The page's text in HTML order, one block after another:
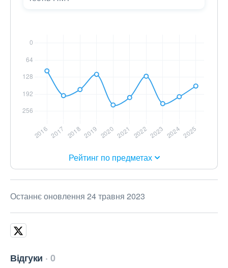
Рейтинг по предметах
Останнє оновлення 24 травня 2023
Відгуки 0